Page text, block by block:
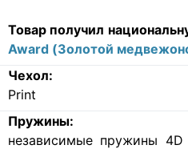
Товар получил
Award (Золотой
Чехол:
Print
Пружины:
независимые пружины